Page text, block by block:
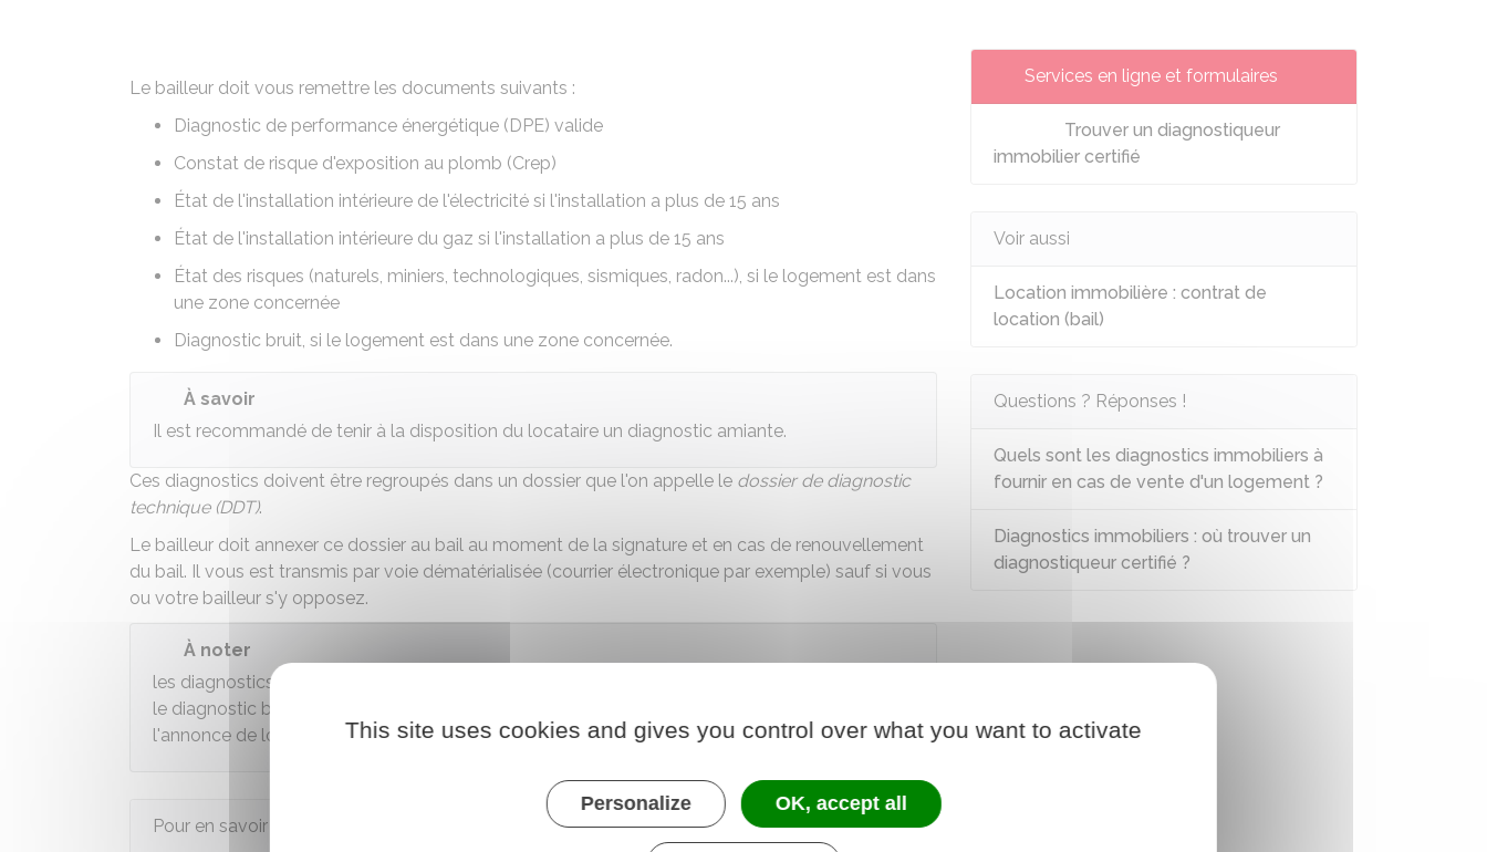
Le bailleur doit vous remettre les documents suivants :
Diagnostic de performance énergétique (DPE) valide
Constat de risque d'exposition au plomb (Crep)
État de l'installation intérieure de l'électricité si l'installation a plus de 15 ans
État de l'installation intérieure du gaz si l'installation a plus de 15 ans
État des risques (naturels, miniers, technologiques, sismiques, radon...), si le logement est dans
une zone concernée
Diagnostic bruit, si le logement est dans une zone concernée.
À savoir
Il est recommandé de tenir à la disposition du locataire un diagnostic amiante.
Ces diagnostics doivent être regroupés dans un dossier que l'on appelle le dossier de diagnostic
technique (DDT).
Le bailleur doit annexer ce dossier au bail au moment de la signature et en cas de renouvellement
du bail. Il vous est transmis par voie dématérialisée (courrier électronique par exemple) sauf si vous
ou votre bailleur s'y opposez.
À noter
les diagnostics doivent être réalisés avant la location par un
le diagnostic bruit et l'état des risques), de préférence avant même la publication de
l'annonce de location.
Pour en savoir plus
Services en ligne et formulaires
Trouver un diagnostiqueur
immobilier certifié
Voir aussi
Location immobilière : contrat de
location (bail)
Questions ? Réponses !
Quels sont les diagnostics immobiliers à
fournir en cas de vente d'un logement ?
Diagnostics immobiliers : où trouver un
diagnostiqueur certifié ?
This site uses cookies and gives you control over what you want to activate
Personalize OK, accept all